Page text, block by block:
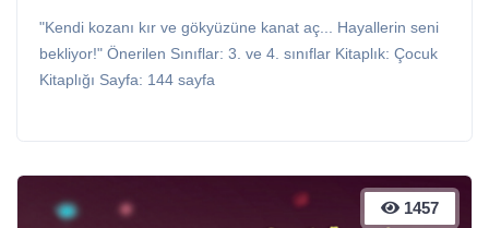
"Kendi kozanı kır ve gökyüzüne kanat aç... Hayallerin seni
bekliyor!" Önerilen Sınıflar: 3. ve 4. sınıflar Kitaplık: Çocuk
Kitaplığı Sayfa: 144 sayfa
1457
1457